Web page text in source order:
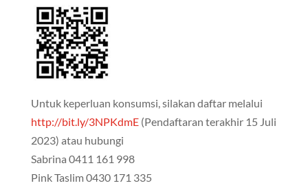
Untuk keperluan konsumsi, silakan daftar melalui
http://bit.ly/3NPKdmE(Pendaftaran terakhir 15 Juli
2023) atau hubungi
Sabrina 0411 161 998
Pink Taslim 0430 171 335